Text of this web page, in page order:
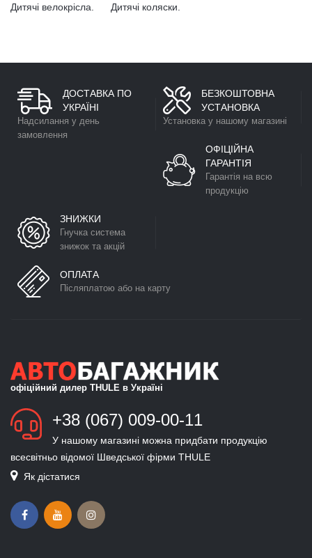
Дитячі велокрісла.
Дитячі коляски.
ДОСТАВКА ПО
УКРАЇНІ
Надсилання у день
замовлення
БЕЗКОШТОВНА
УСТАНОВКА
Установка у нашому магазині
ОФІЦІЙНА
ГАРАНТІЯ
Гарантія на всю
продукцію
ЗНИЖКИ
Гнучка система
знижок та акцій
ОПЛАТА
Післяплатою або на карту
офіційний дилер THULE в Україні
+38 (067) 009-00-11
У нашому магазині можна придбати продукцію
всесвітньо відомої Шведської фірми THULE
Як дістатися